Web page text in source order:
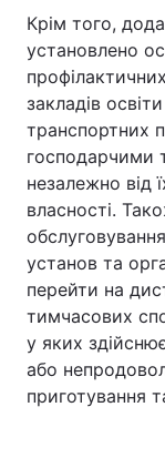
Крім того,
установлено
закладів
транспортних
господарчими
незалежно від
власності.
установ та
перейти на
тимчасових
у яких
або
приготування